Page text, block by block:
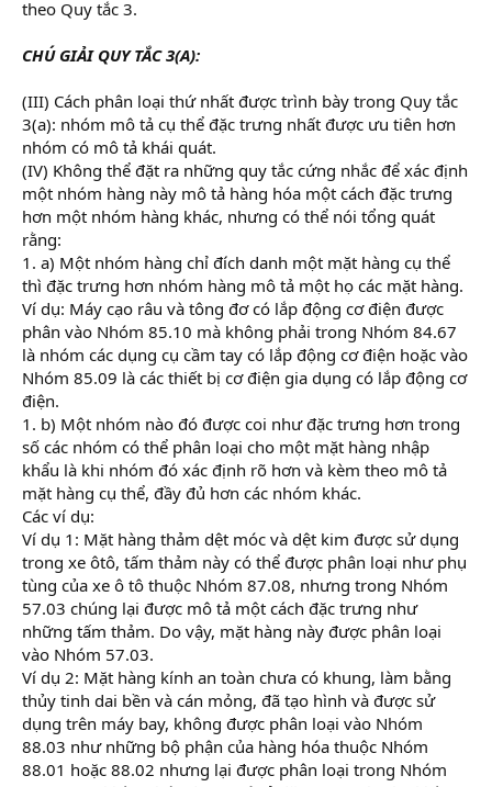
theo Quy tắc 3.
CHÚ GIẢI QUY TẮC 3(A):
(III) Cách phân loại thứ nhất được trình bày trong Quy tắc
3(a): nhóm mô tả cụ thể đặc trưng nhất được ưu tiên hơn
nhóm có mô tả khái quát.
(IV) Không thể đặt ra những quy tắc cứng nhắc để xác định
một nhóm hàng này mô tả hàng hóa một cách đặc trưng
hơn một nhóm hàng khác, nhưng có thể nói tổng quát
rằng:
1. a) Một nhóm hàng chỉ đích danh một mặt hàng cụ thể
thì đặc trưng hơn nhóm hàng mô tả một họ các mặt hàng.
Ví dụ: Máy cạo râu và tông đơ có lắp động cơ điện được
phân vào Nhóm 85.10 mà không phải trong Nhóm 84.67
là nhóm các dụng cụ cầm tay có lắp động cơ điện hoặc vào
Nhóm 85.09 là các thiết bị cơ điện gia dụng có lắp động cơ
điện.
1. b) Một nhóm nào đó được coi như đặc trưng hơn trong
số các nhóm có thể phân loại cho một mặt hàng nhập
khẩu là khi nhóm đó xác định rõ hơn và kèm theo mô tả
mặt hàng cụ thể, đầy đủ hơn các nhóm khác.
Các ví dụ:
Ví dụ 1: Mặt hàng thảm dệt móc và dệt kim được sử dụng
trong xe ôtô, tấm thảm này có thể được phân loại như phụ
tùng của xe ô tô thuộc Nhóm 87.08, nhưng trong Nhóm
57.03 chúng lại được mô tả một cách đặc trưng như
những tấm thảm. Do vậy, mặt hàng này được phân loại
vào Nhóm 57.03.
Ví dụ 2: Mặt hàng kính an toàn chưa có khung, làm bằng
thủy tinh dai bền và cán mỏng, đã tạo hình và được sử
dụng trên máy bay, không được phân loại vào Nhóm
88.03 như những bộ phận của hàng hóa thuộc Nhóm
88.01 hoặc 88.02 nhưng lại được phân loại trong Nhóm